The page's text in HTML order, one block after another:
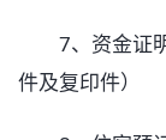
7、资金证明
件及复印件）